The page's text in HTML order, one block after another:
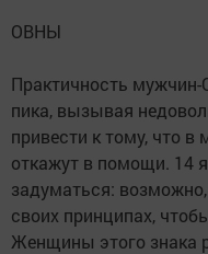
ОВНЫ
Практичность мужчин-
пика, вызывая
привести к тому, что
откажут в помощи. 14
задуматься:
своих принципах,
Женщины этого знака